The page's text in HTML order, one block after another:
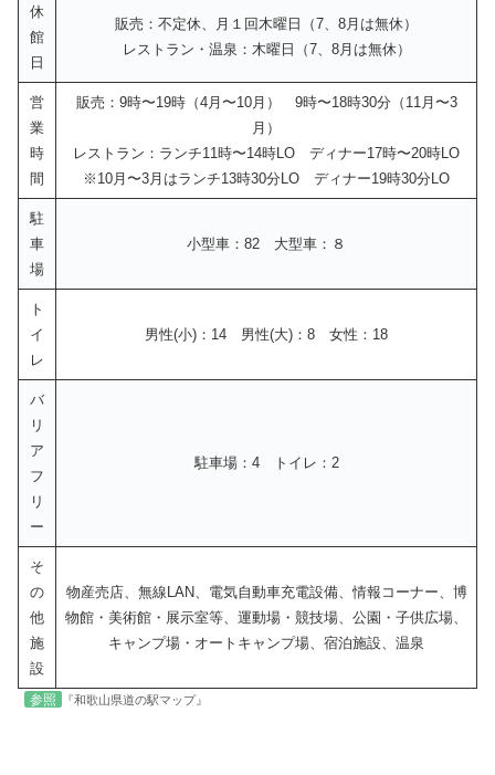
休
館
日
販売：不定休、月１回木曜日（7、8月は無休）
レストラン・温泉：木曜日（7、8月は無休）
営
業
時
間
販売：9時〜19時（4月〜10月） 9時〜18時30分（11月〜3
月）
レストラン：ランチ11時〜14時LO ディナー17時〜20時LO
※10月〜3月はランチ13時30分LO ディナー19時30分LO
駐
車
場
小型車：82 大型車：８
ト
イ
レ
男性(小)：14 男性(大)：8 女性：18
バ
リ
ア
フ
リ
ー
駐車場：4 トイレ：2
そ
の
他
施
設
物産売店、無線LAN、電気自動車充電設備、情報コーナー、博
物館・美術館・展示室等、運動場・競技場、公園・子供広場、
キャンプ場・オートキャンプ場、宿泊施設、温泉
参照 『和歌山県道の駅マップ』